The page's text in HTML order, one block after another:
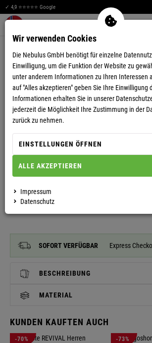
✓ 4,9 ⭐⭐⭐⭐⭐ Google
POLOSHIRT ARENDAL HERREN
SOFORT VERFÜGBAR Express
BESCHREIBUNG
MATERIAL
KUNDEN KAUFTEN AUCH
-70% -73%
Wir verwenden Cookies
Die Nebulus GmbH benötigt für einzelne
Einwilligung, um die Funktion der Website zu
unter anderem Informationen zu Ihren Interessen
auf "Alles akzeptieren" geben Sie Ihre Einwilligung
Informationen erhalten Sie in unserer
jederzeit die Möglichkeit Ihre Zustimmung in der
zurück zu nehmen.
EINSTELLUNGEN ÖFFNEN
ALLE AKZEPTIEREN
Impressum
Datenschutz